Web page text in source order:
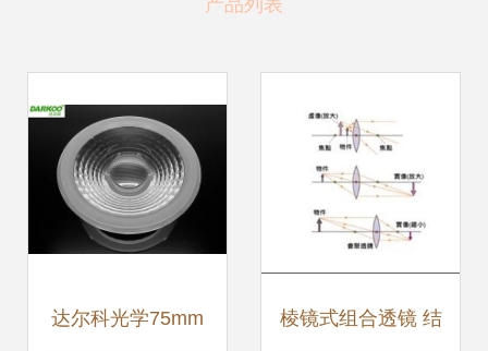
产品列表
达尔科光学75mm 棱镜式组合透镜 结